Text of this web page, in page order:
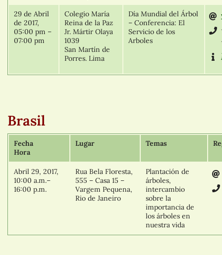
29 de Abril
de 2017,
05:00 pm –
07:00 pm
Colegio María
Reina de la Paz
Jr. Mártir Olaya
1039
San Martín de
Porres. Lima
Día Mundial del Árbol
– Conferencia: El
Servicio de los
Arboles
Brasil
Fecha
Hora
Lugar Temas
Abril 29, 2017,
10:00 a.m.–
16:00 p.m.
Rua Bela Floresta,
555 – Casa 15 –
Vargem Pequena,
Rio de Janeiro
Plantación de
árboles,
intercambio
sobre la
importancia de
los árboles en
nuestra vida